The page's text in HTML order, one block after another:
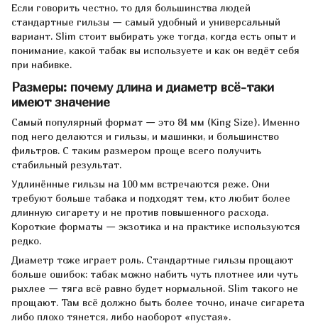
Если говорить честно, то для большинства людей
стандартные гильзы — самый удобный и универсальный
вариант. Slim стоит выбирать уже тогда, когда есть опыт и
понимание, какой табак вы используете и как он ведёт себя
при набивке.
Размеры: почему длина и диаметр всё-таки
имеют значение
Самый популярный формат — это 84 мм (King Size). Именно
под него делаются и гильзы, и машинки, и большинство
фильтров. С таким размером проще всего получить
стабильный результат.
Удлинённые гильзы на 100 мм встречаются реже. Они
требуют больше табака и подходят тем, кто любит более
длинную сигарету и не против повышенного расхода.
Короткие форматы — экзотика и на практике используются
редко.
Диаметр тоже играет роль. Стандартные гильзы прощают
больше ошибок: табак можно набить чуть плотнее или чуть
рыхлее — тяга всё равно будет нормальной. Slim такого не
прощают. Там всё должно быть более точно, иначе сигарета
либо плохо тянется, либо наоборот «пустая».